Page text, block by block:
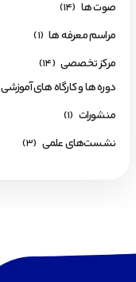
صوت ها (14)
مراسم معرفه ها (1)
مرکز تخصصی (14)
دوره ها و کارگاه های آموزشی
منشورات (1)
نشست‌های علمی (3)